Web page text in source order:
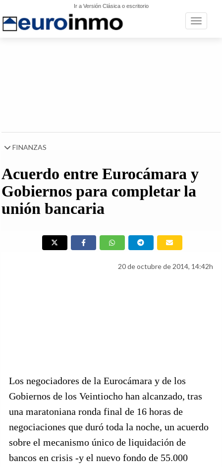
Ir a Versión Clásica o escritorio
Toggle
FINANZAS
Acuerdo entre Eurocámara y
Gobiernos para completar la
unión bancaria
20 de octubre de 2014, 14:42h
Los negociadores de la Eurocámara y de los
Gobiernos de los Veintiocho han alcanzado, tras
una maratoniana ronda final de 16 horas de
negociaciones que duró toda la noche, un acuerdo
sobre el mecanismo único de liquidación de
bancos en crisis -y el nuevo fondo de 55.000